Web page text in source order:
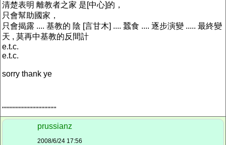
清楚表明 離教者之家 是[中心]的，
只會幫助國家，
只會揭露 .... 基教的 陰 [言甘木] .... 蠶食 .... 逐步演變 ..... 最終變
天 , 莫再中基教的反間計
e.t.c.
e.t.c.
sorry thank ye
""""""""""""""""""
prussianz
2008/6/24 17:56